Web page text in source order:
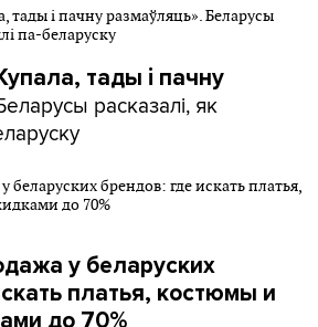
тады і пачну
расказалі, як
у беларуских
платья, костюмы и
до 70%